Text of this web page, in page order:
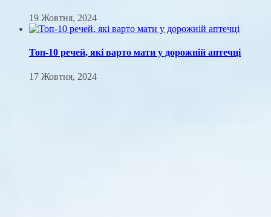
19 Жовтня, 2024
Топ-10 речей, які варто мати у дорожній аптечці
17 Жовтня, 2024